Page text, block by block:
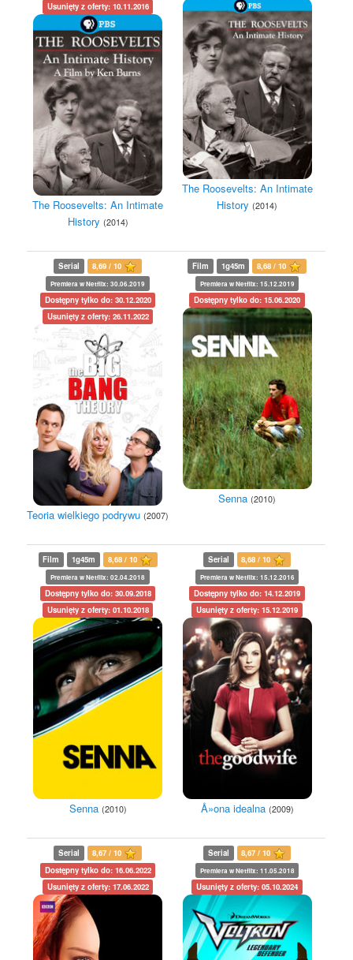
Usunięty z oferty: 10.11.2016
The Roosevelts: An Intimate
History (2014)
The Roosevelts: An Intimate
History (2014)
Serial 8,69 / 10
Premiera w Netflix: 30.06.2019
Dostępny tylko do: 30.12.2020
Usunięty z oferty: 26.11.2022
Teoria wielkiego podrywu (2007)
Film 1g45m 8,68 / 10
Premiera w Netflix: 15.12.2019
Dostępny tylko do: 15.06.2020
Senna (2010)
Film 1g45m 8,68 / 10
Premiera w Netflix: 02.04.2018
Dostępny tylko do: 30.09.2018
Usunięty z oferty: 01.10.2018
Senna (2010)
Serial 8,68 / 10
Premiera w Netflix: 15.12.2016
Dostępny tylko do: 14.12.2019
Usunięty z oferty: 15.12.2019
Å»ona idealna (2009)
Serial
8,67 / 10
Dostępny tylko do: 16.06.2022
Usunięty z oferty: 17.06.2022
Serial 8,67 / 10
Premiera w Netflix: 11.05.2018
Usunięty z oferty: 05.10.2024